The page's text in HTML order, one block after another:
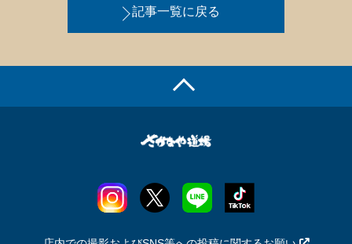
記事一覧に戻る